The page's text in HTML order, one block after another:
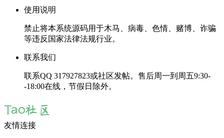
使用说明
禁止将本系统源码用于木马、病毒、色情、赌博、诈骗
等违反国家法律法规行业。
联系我们
联系QQ 317927823或社区发帖。售后周一到周五9:30-
-18:00在线，节假日除外。
友情连接